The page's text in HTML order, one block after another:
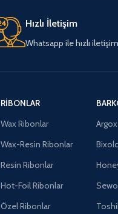
Hızlı İletişim
Whatsapp ile hızlı iletişim
RIBONLAR
Wax Ribonlar
Wax-Resin Ribonlar
Resin Ribonlar
Hot-Foil Ribonlar
Özel Ribonlar
Argox